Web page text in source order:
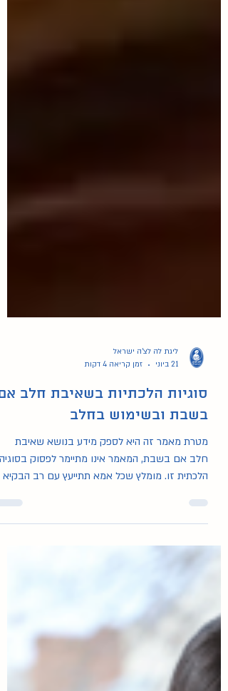
21 ביוני
זמן קריאה 4 דקות
סוגיות הלכתיות בשאיבת חלב
בשבת ובשימוש בחלב
חלב אם בשבת, המאמר אינו מתיימר לפסוק בסוגיה
הלכתית זו. מומלץ שכל אמא תתייעץ עם רב הבקיא
בתחום.